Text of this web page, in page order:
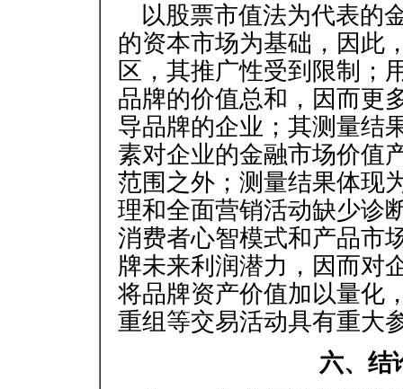
以股票市值法为代表的
的资本市场为基础，因此
区，其推广性受到限制；
品牌的价值总和，因而更
导品牌的企业；其测量结
素对企业的金融市场价值
范围之外；测量结果体现
理和全面营销活动缺少诊
消费者心智模式和产品市
牌未来利润潜力，因而对
将品牌资产价值加以量化
重组等交易活动具有重大
六、结